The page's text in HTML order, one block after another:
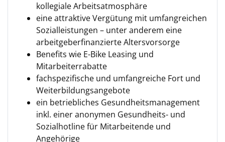
kollegiale Arbeitsatmosphäre
eine attraktive Vergütung mit umfangreichen
Sozialleistungen – unter anderem eine
arbeitgeberfinanzierte Altersvorsorge
Benefits wie E-Bike Leasing und
Mitarbeiterrabatte
fachspezifische und umfangreiche Fort und
Weiterbildungsangebote
ein betriebliches Gesundheitsmanagement
inkl. einer anonymen Gesundheits- und
Sozialhotline für Mitarbeitende und
Angehörige